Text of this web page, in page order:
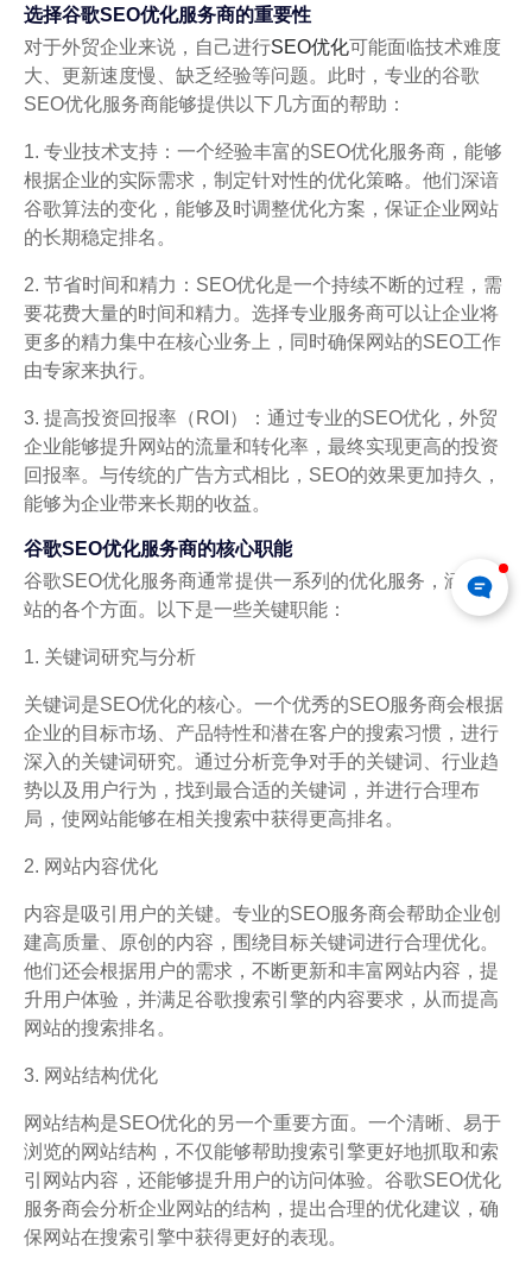
选择谷歌SEO优化服务商的重要性
对于外贸企业来说，自己进行SEO优化可能面临技术难度
大、更新速度慢、缺乏经验等问题。此时，专业的谷歌
SEO优化服务商能够提供以下几方面的帮助：
1. 专业技术支持：一个经验丰富的SEO优化服务商，能够
根据企业的实际需求，制定针对性的优化策略。他们深谙
谷歌算法的变化，能够及时调整优化方案，保证企业网站
的长期稳定排名。
2. 节省时间和精力：SEO优化是一个持续不断的过程，需
要花费大量的时间和精力。选择专业服务商可以让企业将
更多的精力集中在核心业务上，同时确保网站的SEO工作
由专家来执行。
3. 提高投资回报率（ROI）：通过专业的SEO优化，外贸
企业能够提升网站的流量和转化率，最终实现更高的投资
回报率。与传统的广告方式相比，SEO的效果更加持久，
能够为企业带来长期的收益。
谷歌SEO优化服务商的核心职能
谷歌SEO优化服务商通常提供一系列的优化服务，涵盖网
站的各个方面。以下是一些关键职能：
1. 关键词研究与分析
关键词是SEO优化的核心。一个优秀的SEO服务商会根据
企业的目标市场、产品特性和潜在客户的搜索习惯，进行
深入的关键词研究。通过分析竞争对手的关键词、行业趋
势以及用户行为，找到最合适的关键词，并进行合理布
局，使网站能够在相关搜索中获得更高排名。
2. 网站内容优化
内容是吸引用户的关键。专业的SEO服务商会帮助企业创
建高质量、原创的内容，围绕目标关键词进行合理优化。
他们还会根据用户的需求，不断更新和丰富网站内容，提
升用户体验，并满足谷歌搜索引擎的内容要求，从而提高
网站的搜索排名。
3. 网站结构优化
网站结构是SEO优化的另一个重要方面。一个清晰、易于
浏览的网站结构，不仅能够帮助搜索引擎更好地抓取和索
引网站内容，还能够提升用户的访问体验。谷歌SEO优化
服务商会分析企业网站的结构，提出合理的优化建议，确
保网站在搜索引擎中获得更好的表现。